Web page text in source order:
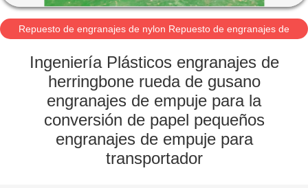
VISITA
A
FÁBRICA
CONTROL
Repuesto de engranajes de nylon Repuesto de engranajes de
Ingeniería Plásticos engranajes de
herringbone rueda de gusano
engranajes de empuje para la
conversión de papel pequeños
engranajes de empuje para
transportador